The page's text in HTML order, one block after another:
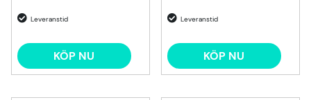
KÖP NU KÖP NU